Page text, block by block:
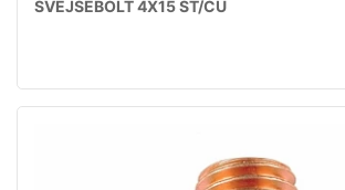
SVEJSEBOLT 4X15 ST/CU